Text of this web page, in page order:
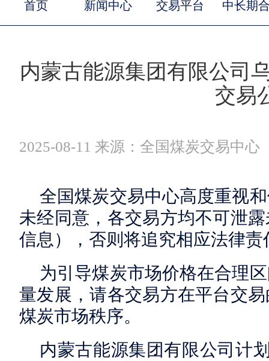
首页 新闻中心 交易平台 中长期
内蒙古能源集团有限公司
交易
2025-08-11 来源：全国煤炭交易中心
全国煤炭交易中心高度重视
未经同意，各交易方均不可泄
信息），否则将追究相应法律责
为引导煤炭市场价格在合理
量发展，请各交易方在平台交
煤炭市场秩序。
内蒙古能源集团有限公司计